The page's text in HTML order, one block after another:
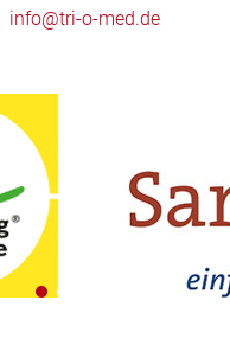
info@tri-o-med.de